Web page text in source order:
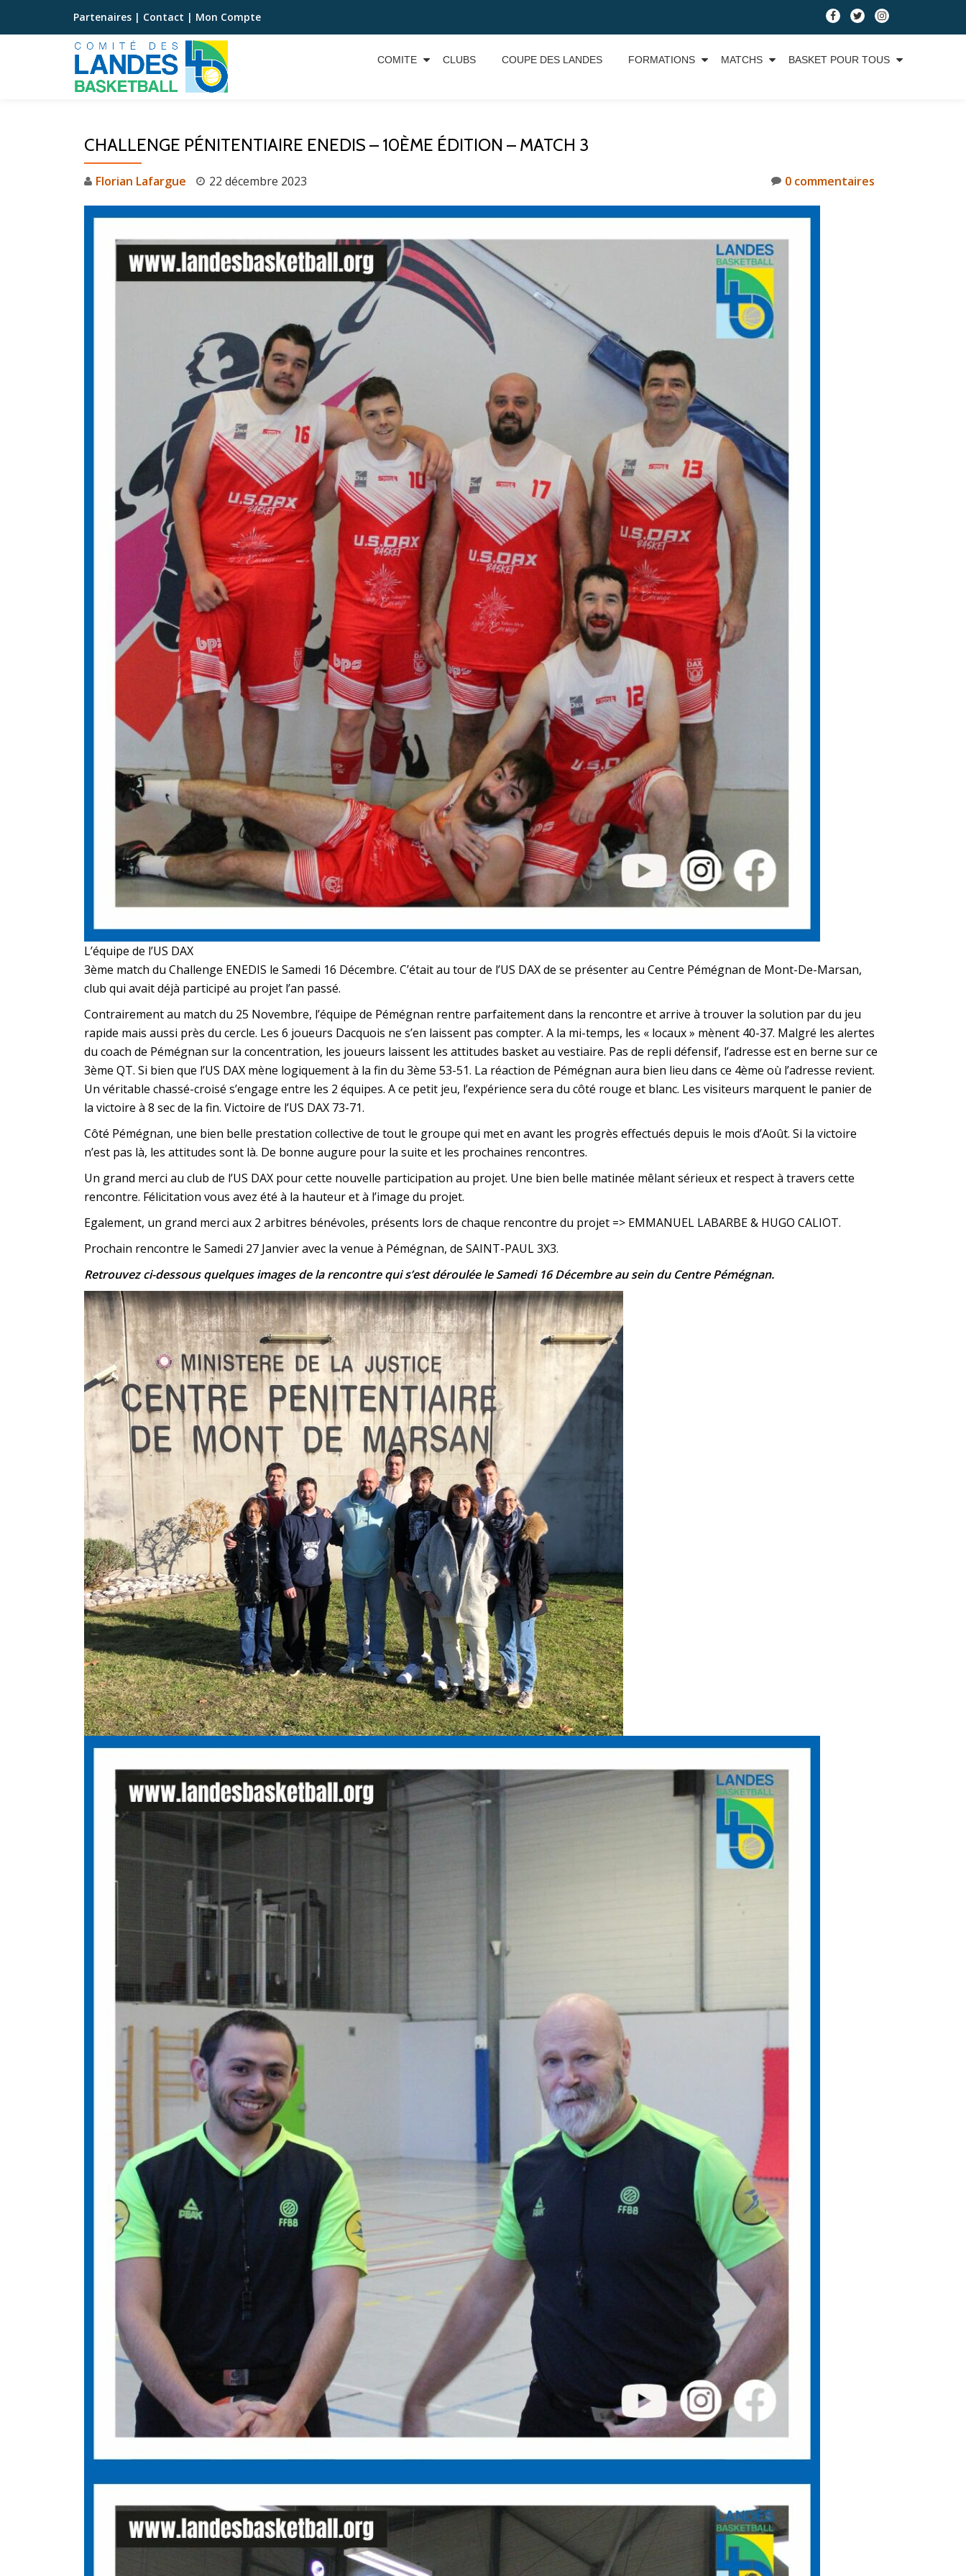
Aller
Partenaires | Contact | Mon Compte
COMITE CLUBS COUPE DES LANDES FORMATIONS MATCHS BASKET POUR TOUS
CHALLENGE PÉNITENTIAIRE ENEDIS – 10ÈME ÉDITION – MATCH 3
Florian Lafargue 22 décembre 2023 0 commentaires
L’équipe de l’US DAX
3ème match du Challenge ENEDIS le Samedi 16 Décembre. C’était au tour de l’US DAX de se présenter au Centre Pémégnan de Mont-De-Marsan,
club qui avait déjà participé au projet l’an passé.
Contrairement au match du 25 Novembre, l’équipe de Pémégnan rentre parfaitement dans la rencontre et arrive à trouver la solution par du jeu
rapide mais aussi près du cercle. Les 6 joueurs Dacquois ne s’en laissent pas compter. A la mi-temps, les « locaux » mènent 40-37. Malgré les alertes
du coach de Pémégnan sur la concentration, les joueurs laissent les attitudes basket au vestiaire. Pas de repli défensif, l’adresse est en berne sur ce
3ème QT. Si bien que l’US DAX mène logiquement à la fin du 3ème 53-51. La réaction de Pémégnan aura bien lieu dans ce 4ème où l’adresse revient.
Un véritable chassé-croisé s’engage entre les 2 équipes. A ce petit jeu, l’expérience sera du côté rouge et blanc. Les visiteurs marquent le panier de
la victoire à 8 sec de la fin. Victoire de l’US DAX 73-71.
Côté Pémégnan, une bien belle prestation collective de tout le groupe qui met en avant les progrès effectués depuis le mois d’Août. Si la victoire
n’est pas là, les attitudes sont là. De bonne augure pour la suite et les prochaines rencontres.
Un grand merci au club de l’US DAX pour cette nouvelle participation au projet. Une bien belle matinée mêlant sérieux et respect à travers cette
rencontre. Félicitation vous avez été à la hauteur et à l’image du projet.
Egalement, un grand merci aux 2 arbitres bénévoles, présents lors de chaque rencontre du projet => EMMANUEL LABARBE & HUGO CALIOT.
Prochain rencontre le Samedi 27 Janvier avec la venue à Pémégnan, de SAINT-PAUL 3X3.
Retrouvez ci-dessous quelques images de la rencontre qui s’est déroulée le Samedi 16 Décembre au sein du Centre Pémégnan.